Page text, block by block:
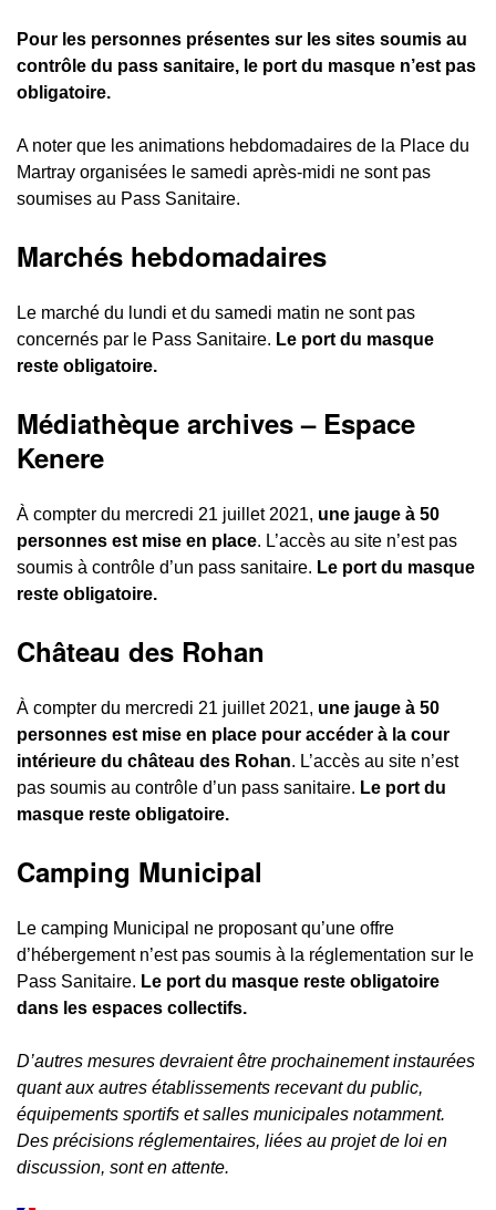
Pour les personnes présentes sur les sites soumis au
contrôle du pass sanitaire, le port du masque n’est pas
obligatoire.
A noter que les animations hebdomadaires de la Place du
Martray organisées le samedi après-midi ne sont pas
soumises au Pass Sanitaire.
Marchés hebdomadaires
Le marché du lundi et du samedi matin ne sont pas
concernés par le Pass Sanitaire. Le port du masque
reste obligatoire.
Médiathèque archives – Espace
Kenere
À compter du mercredi 21 juillet 2021, une jauge à 50
personnes est mise en place. L’accès au site n’est pas
soumis à contrôle d’un pass sanitaire. Le port du masque
reste obligatoire.
Château des Rohan
À compter du mercredi 21 juillet 2021, une jauge à 50
personnes est mise en place pour accéder à la cour
intérieure du château des Rohan. L’accès au site n’est
pas soumis au contrôle d’un pass sanitaire. Le port du
masque reste obligatoire.
Camping Municipal
Le camping Municipal ne proposant qu’une offre
d’hébergement n’est pas soumis à la réglementation sur le
Pass Sanitaire. Le port du masque reste obligatoire
dans les espaces collectifs.
D’autres mesures devraient être prochainement instaurées
quant aux autres établissements recevant du public,
équipements sportifs et salles municipales notamment.
Des précisions réglementaires, liées au projet de loi en
discussion, sont en attente.